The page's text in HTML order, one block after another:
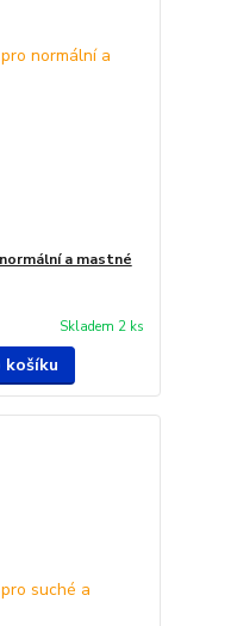
a mastné
Skladem 2 ks
košíku